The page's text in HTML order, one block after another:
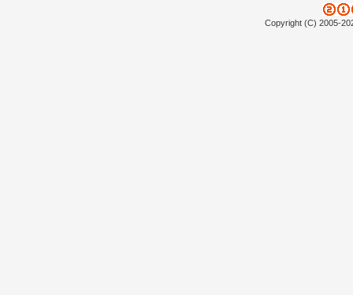
Copyright (C) 2005-